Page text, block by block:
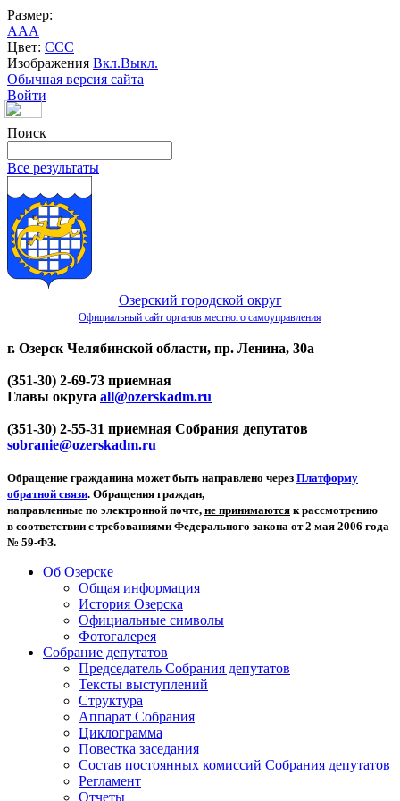
Размер:
AAA
Цвет: CCC
Изображения Вкл.Выкл.
Обычная версия сайта
Войти
Поиск
Все результаты
Озерский городской округ
Официальный сайт органов местного самоуправления
г. Озерск Челябинской области, пр. Ленина, 30а
(351-30) 2-69-73 приемная
Главы округа all@ozerskadm.ru
(351-30) 2-55-31 приемная Собрания депутатов
sobranie@ozerskadm.ru
Обращение гражданина может быть направлено через Платформу
обратной связи. Обращения граждан,
направленные по электронной почте, не принимаются к рассмотрению
в соответствии с требованиями Федерального закона от 2 мая 2006 года
№ 59-ФЗ.
Об Озерске
Общая информация
История Озерска
Официальные символы
Фотогалерея
Собрание депутатов
Председатель Собрания депутатов
Тексты выступлений
Структура
Аппарат Собрания
Циклограмма
Повестка заседания
Состав постоянных комиссий Собрания депутатов
Регламент
Отчеты